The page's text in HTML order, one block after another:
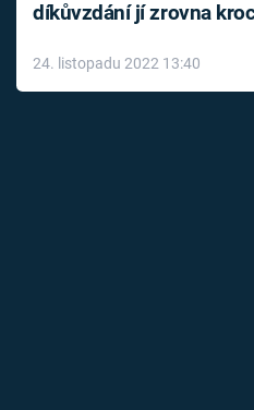
díkůvzdání jí zrovna
24. listopadu 2022 13:40